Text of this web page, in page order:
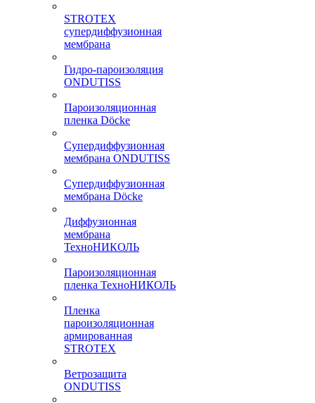
STROTEX
супердиффузионная
мембрана
Гидро-пароизоляция
ONDUTISS
Пароизоляционная
пленка Döcke
Супердиффузионная
мембрана ONDUTISS
Супердиффузионная
мембрана Döcke
Диффузионная
мембрана
ТехноНИКОЛЬ
Пароизоляционная
пленка ТехноНИКОЛЬ
Пленка
пароизоляционная
армированная
STROTEX
Ветрозащита
ONDUTISS